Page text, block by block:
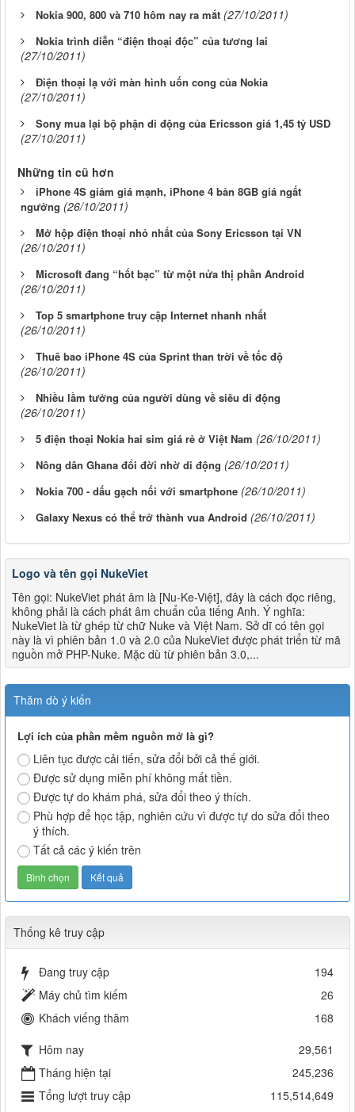
Nokia 900, 800 và 710 hôm nay ra mắt (27/10/2011)
Nokia trình diễn “điện thoại độc” của tương lai
(27/10/2011)
Điện thoại lạ với màn hình uốn cong của Nokia
(27/10/2011)
Sony mua lại bộ phận di động của Ericsson giá 1,45 tỷ USD
(27/10/2011)
Những tin cũ hơn
iPhone 4S giảm giá mạnh, iPhone 4 bản 8GB giá ngất
ngưởng (26/10/2011)
Mở hộp điện thoại nhỏ nhất của Sony Ericsson tại VN
(26/10/2011)
Microsoft đang “hốt bạc” từ một nửa thị phần Android
(26/10/2011)
Top 5 smartphone truy cập Internet nhanh nhất
(26/10/2011)
Thuê bao iPhone 4S của Sprint than trời về tốc độ
(26/10/2011)
Nhiều lầm tưởng của người dùng về siêu di động
(26/10/2011)
5 điện thoại Nokia hai sim giá rẻ ở Việt Nam (26/10/2011)
Nông dân Ghana đổi đời nhờ di động (26/10/2011)
Nokia 700 - dấu gạch nối với smartphone (26/10/2011)
Galaxy Nexus có thể trở thành vua Android (26/10/2011)
Logo và tên gọi NukeViet
Tên gọi: NukeViet phát âm là [Nu-Ke-Việt], đây là cách đọc riêng,
không phải là cách phát âm chuẩn của tiếng Anh. Ý nghĩa:
NukeViet là từ ghép từ chữ Nuke và Việt Nam. Sở dĩ có tên gọi
này là vì phiên bản 1.0 và 2.0 của NukeViet được phát triển từ mã
nguồn mở PHP-Nuke. Mặc dù từ phiên bản 3.0,...
Thăm dò ý kiến
Lợi ích của phần mềm nguồn mở là gì?
Liên tục được cải tiến, sửa đổi bởi cả thế giới.
Được sử dụng miễn phí không mất tiền.
Được tự do khám phá, sửa đổi theo ý thích.
Phù hợp để học tập, nghiên cứu vì được tự do sửa đổi theo
ý thích.
Tất cả các ý kiến trên
Thống kê truy cập
Đang truy cập
194
Máy chủ tìm kiếm
26
Khách viếng thăm
168
Hôm nay
29,561
Tháng hiện tại
245,236
Tổng lượt truy cập
115,514,649